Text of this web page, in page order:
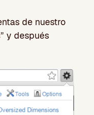
de nuestro
” y después